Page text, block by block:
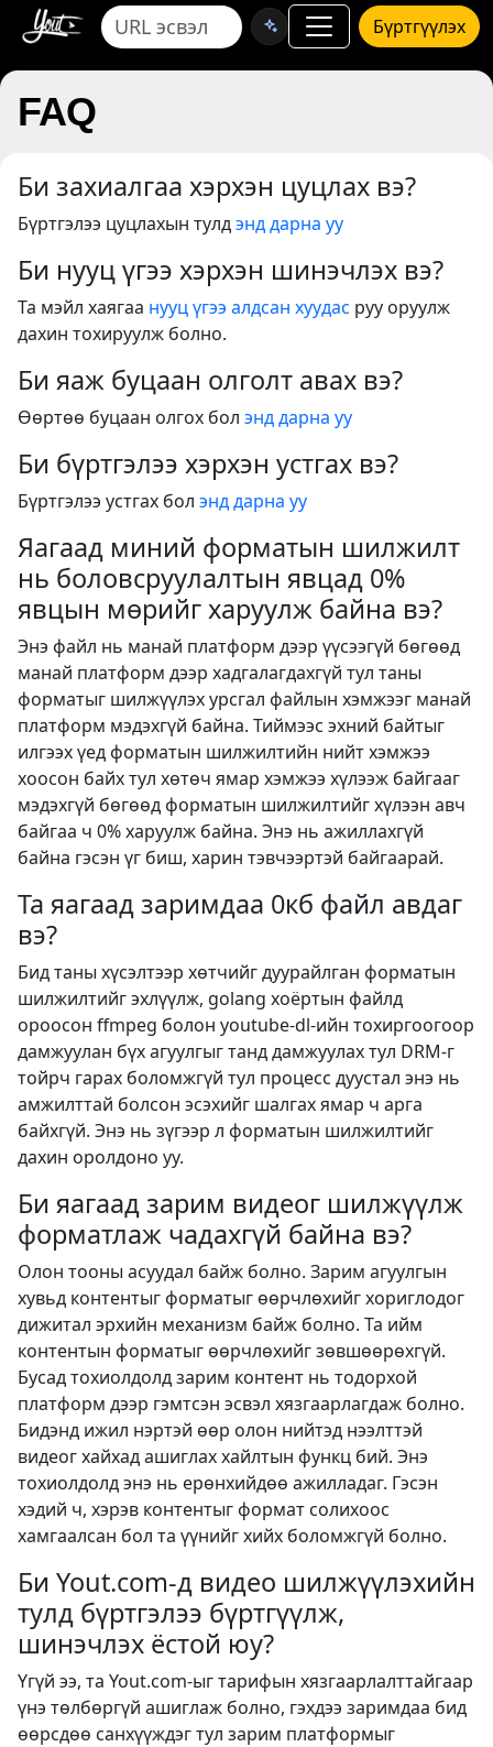
Бүртгүүлэх
FAQ
Би захиалгаа хэрхэн цуцлах вэ?
Бүртгэлээ цуцлахын тулдэнд дарна уу
Би нууц үгээ хэрхэн шинэчлэх вэ?
Та мэйл хаягаа нууц үгээ алдсан хуудас руу оруулж
дахин тохируулж болно.
Би яаж буцаан олголт авах вэ?
Өөртөө буцаан олгох бол энд дарна уу
Би бүртгэлээ хэрхэн устгах вэ?
Бүртгэлээ устгах бол энд дарна уу
Яагаад миний форматын шилжилт
нь боловсруулалтын явцад 0%
явцын мөрийг харуулж байна вэ?
Энэ файл нь манай платформ дээр үүсээгүй бөгөөд
манай платформ дээр хадгалагдахгүй тул таны
форматыг шилжүүлэх урсгал файлын хэмжээг манай
платформ мэдэхгүй байна. Тиймээс эхний байтыг
илгээх үед форматын шилжилтийн нийт хэмжээ
хоосон байх тул хөтөч ямар хэмжээ хүлээж байгааг
мэдэхгүй бөгөөд форматын шилжилтийг хүлээн авч
байгаа ч 0% харуулж байна. Энэ нь ажиллахгүй
байна гэсэн үг биш, харин тэвчээртэй байгаарай.
Та яагаад заримдаа 0кб файл авдаг
вэ?
Бид таны хүсэлтээр хөтчийг дуурайлган форматын
шилжилтийг эхлүүлж, golang хоёртын файлд
ороосон ffmpeg болон youtube-dl-ийн тохиргоогоор
дамжуулан бүх агуулгыг танд дамжуулах тул DRM-г
тойрч гарах боломжгүй тул процесс дуустал энэ нь
амжилттай болсон эсэхийг шалгах ямар ч арга
байхгүй. Энэ нь зүгээр л форматын шилжилтийг
дахин оролдоно уу.
Би яагаад зарим видеог шилжүүлж
форматлаж чадахгүй байна вэ?
Олон тооны асуудал байж болно. Зарим агуулгын
хувьд контентыг форматыг өөрчлөхийг хориглодог
дижитал эрхийн механизм байж болно. Та ийм
контентын форматыг өөрчлөхийг зөвшөөрөхгүй.
Бусад тохиолдолд зарим контент нь тодорхой
платформ дээр гэмтсэн эсвэл хязгаарлагдаж болно.
Бидэнд ижил нэртэй өөр олон нийтэд нээлттэй
видеог хайхад ашиглах хайлтын функц бий. Энэ
тохиолдолд энэ нь ерөнхийдөө ажилладаг. Гэсэн
хэдий ч, хэрэв контентыг формат солихоос
хамгаалсан бол та үүнийг хийх боломжгүй болно.
Би Yout.com-д видео шилжүүлэхийн
тулд бүртгэлээ бүртгүүлж,
шинэчлэх ёстой юу?
Үгүй ээ, та Yout.com-ыг тарифын хязгаарлалттайгаар
үнэ төлбөргүй ашиглаж болно, гэхдээ заримдаа бид
өөрсдөө санхүүждэг тул зарим платформыг